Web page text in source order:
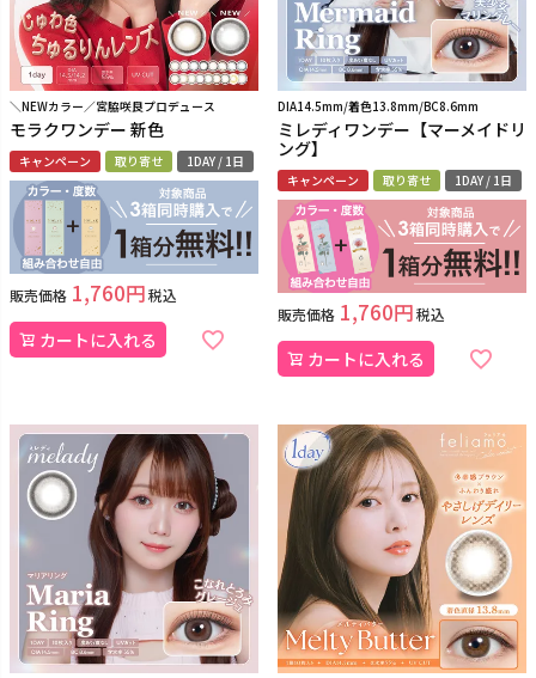
＼NEWカラー／宮脇咲良プロデュース
モラクワンデー 新色
キャンペーン 取り寄せ 1DAY / 1日
販売価格 1,760 税込
カートに入れる
DIA14.5mm/着色13.8mm/BC8.6mm
ミレディワンデー【マーメイドリ
ング】
キャンペーン 取り寄せ 1DAY / 1日
販売価格 1,760 税込
カートに入れる